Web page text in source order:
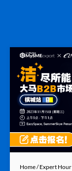
Home/Expert Hour